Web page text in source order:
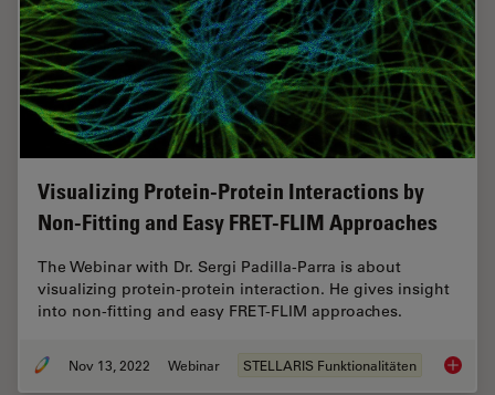
Visualizing Protein-Protein Interactions by
Non-Fitting and Easy FRET-FLIM Approaches
The Webinar with Dr. Sergi Padilla-Parra is about
visualizing protein-protein interaction. He gives insight
into non-fitting and easy FRET-FLIM approaches.
Nov 13, 2022 Webinar STELLARIS Funktionalitäten